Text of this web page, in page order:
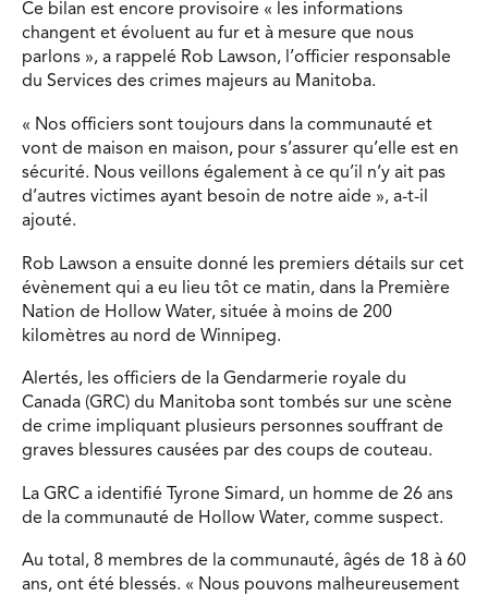
Ce bilan est encore provisoire « les informations
changent et évoluent au fur et à mesure que nous
parlons », a rappelé Rob Lawson, l’officier responsable
du Services des crimes majeurs au Manitoba.
« Nos officiers sont toujours dans la communauté et
vont de maison en maison, pour s’assurer qu’elle est en
sécurité. Nous veillons également à ce qu’il n’y ait pas
d’autres victimes ayant besoin de notre aide », a-t-il
ajouté.
Rob Lawson a ensuite donné les premiers détails sur cet
évènement qui a eu lieu tôt ce matin, dans la Première
Nation de Hollow Water, située à moins de 200
kilomètres au nord de Winnipeg.
Alertés, les officiers de la Gendarmerie royale du
Canada (GRC) du Manitoba sont tombés sur une scène
de crime impliquant plusieurs personnes souffrant de
graves blessures causées par des coups de couteau.
La GRC a identifié Tyrone Simard, un homme de 26 ans
de la communauté de Hollow Water, comme suspect.
Au total, 8 membres de la communauté, âgés de 18 à 60
ans, ont été blessés. « Nous pouvons malheureusement